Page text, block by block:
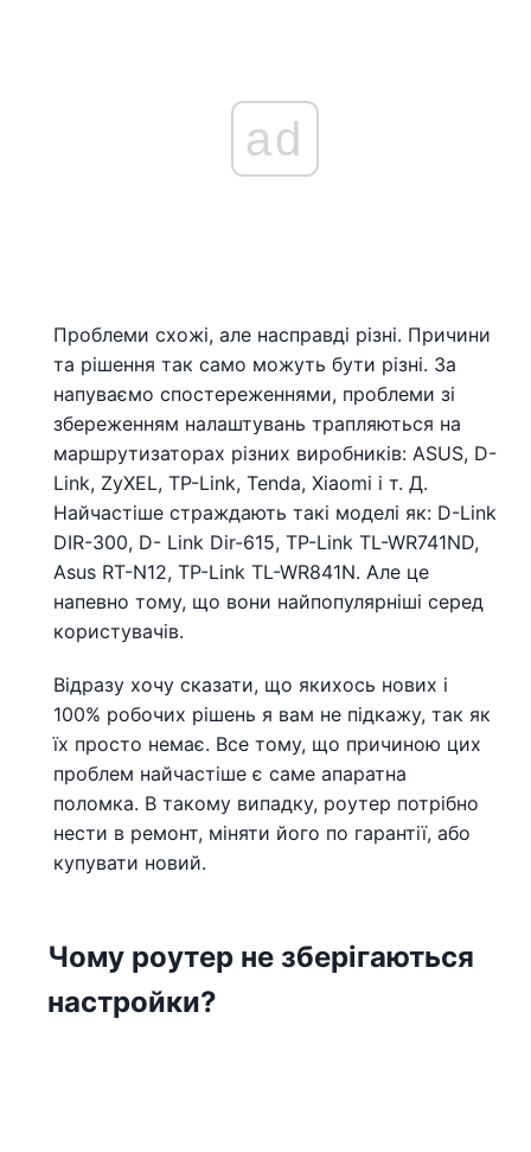
ad
Проблеми схожі, але насправді різні. Причини
та рішення так само можуть бути різні. За
напуваємо спостереженнями, проблеми зі
збереженням налаштувань трапляються на
маршрутизаторах різних виробників: ASUS, D-
Link, ZyXEL, TP-Link, Tenda, Xiaomi і т. Д.
Найчастіше страждають такі моделі як: D-Link
DIR-300, D- Link Dir-615, TP-Link TL-WR741ND,
Asus RT-N12, TP-Link TL-WR841N. Але це
напевно тому, що вони найпопулярніші серед
користувачів.
Відразу хочу сказати, що якихось нових і
100% робочих рішень я вам не підкажу, так як
їх просто немає. Все тому, що причиною цих
проблем найчастіше є саме апаратна
поломка. В такому випадку, роутер потрібно
нести в ремонт, міняти його по гарантії, або
купувати новий.
Чому роутер не зберігаються
настройки?